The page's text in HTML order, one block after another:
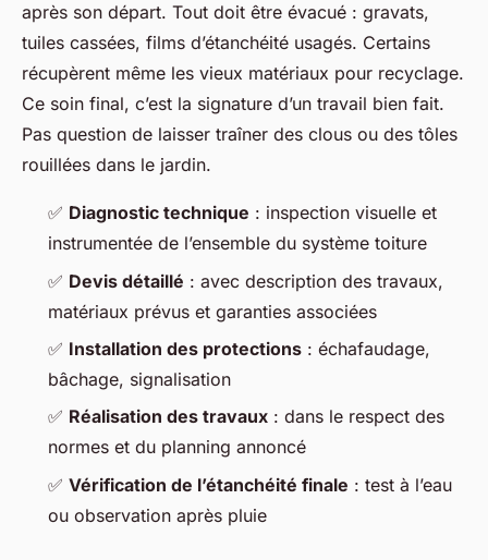
après son départ. Tout doit être évacué : gravats,
tuiles cassées, films d’étanchéité usagés. Certains
récupèrent même les vieux matériaux pour recyclage.
Ce soin final, c’est la signature d’un travail bien fait.
Pas question de laisser traîner des clous ou des tôles
rouillées dans le jardin.
✅ Diagnostic technique : inspection visuelle et
instrumentée de l’ensemble du système toiture
✅ Devis détaillé : avec description des travaux,
matériaux prévus et garanties associées
✅ Installation des protections : échafaudage,
bâchage, signalisation
✅ Réalisation des travaux : dans le respect des
normes et du planning annoncé
✅ Vérification de l’étanchéité finale : test à l’eau
ou observation après pluie